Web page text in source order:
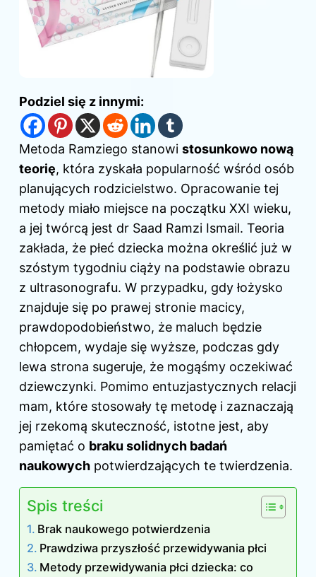
Podziel się z innymi:
Metoda Ramziego stanowi stosunkowo nową
teorię, która zyskała popularność wśród osób
planujących rodzicielstwo. Opracowanie tej
metody miało miejsce na początku XXI wieku,
a jej twórcą jest dr Saad Ramzi Ismail. Teoria
zakłada, że płeć dziecka można określić już w
szóstym tygodniu ciąży na podstawie obrazu
z ultrasonografu. W przypadku, gdy łożysko
znajduje się po prawej stronie macicy,
prawdopodobieństwo, że maluch będzie
chłopcem, wydaje się wyższe, podczas gdy
lewa strona sugeruje, że mogąśmy oczekiwać
dziewczynki. Pomimo entuzjastycznych relacji
mam, które stosowały tę metodę i zaznaczają
jej rzekomą skuteczność, istotne jest, aby
pamiętać o braku solidnych badań
naukowych potwierdzających te twierdzenia.
Spis treści
Brak naukowego potwierdzenia
Prawdziwa przyszłość przewidywania płci
Metody przewidywania płci dziecka: co